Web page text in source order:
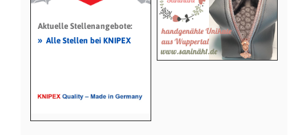
Aktuelle Stellenangebote:
» Alle Stellen bei KNIPEX